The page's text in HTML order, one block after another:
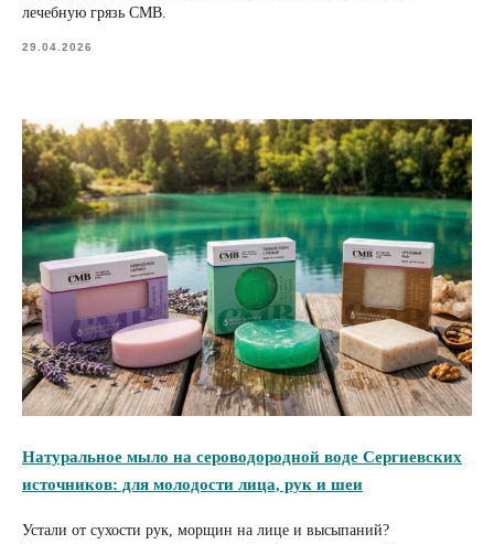
лечебную грязь СМВ.
29.04.2026
Натуральное мыло на сероводородной воде Сергиевских
источников: для молодости лица, рук и шеи
Устали от сухости рук, морщин на лице и высыпаний?